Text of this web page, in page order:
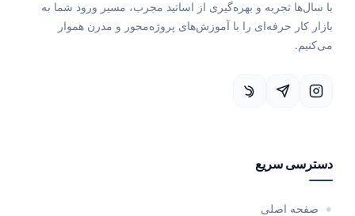
با سال‌ها تجربه و بهره‌گیری از اساتید مجرب، مسیر ورود شما به
بازار کار حرفه‌ای را با آموزش‌های پروژه‌محور و مدرن هموار
می‌کنیم.
دسترسی سریع
صفحه اصلی